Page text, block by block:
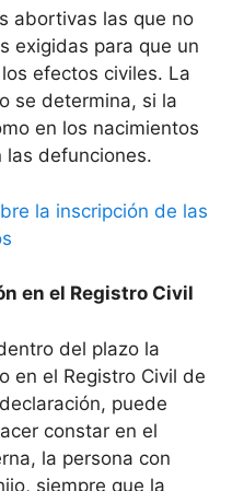
abortivas las que no
exigidas para que un
efectos civiles. La
se determina, si la
en los nacimientos
las defunciones.
la inscripción de las
en el Registro Civil
del plazo la
en el Registro Civil de
puede
constar en el
la persona con
siempre que la